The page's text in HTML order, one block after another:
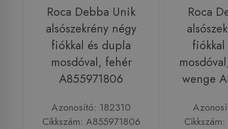
Roca Debba Unik
alsószekrény négy
fiókkal és dupla
mosdóval, fehér
A855971806
Azonosító: 182310
Cikkszám: A855971806
Roca
wenge